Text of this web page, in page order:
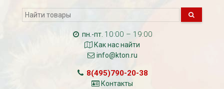
пн.-пт. 10:00 – 19:00
Как нас найти
info@kton.ru
8(495)790-20-38
Контакты